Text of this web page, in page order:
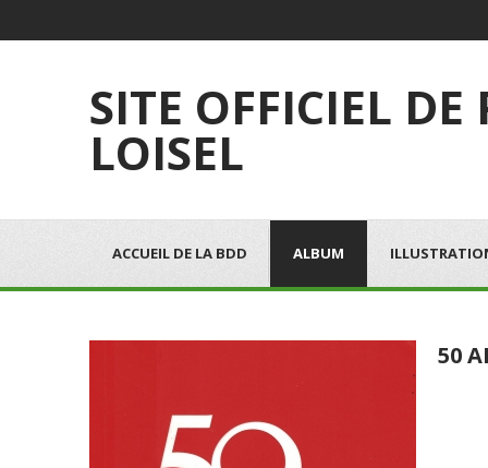
SITE OFFICIEL DE
LOISEL
ACCUEIL DE LA BDD ALBUM
50